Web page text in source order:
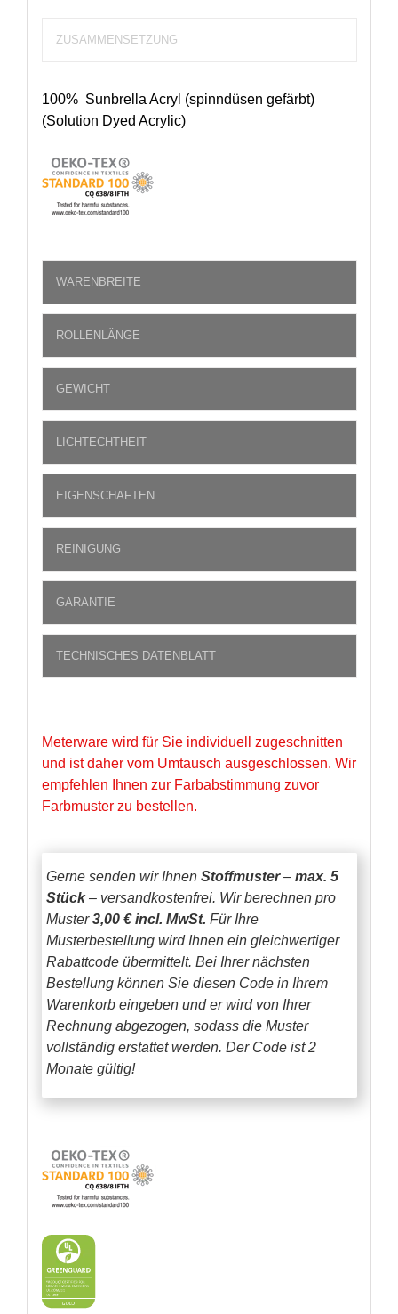
ZUSAMMENSETZUNG
100% Sunbrella Acryl (spinndüsen gefärbt)
(Solution Dyed Acrylic)
WARENBREITE
ROLLENLÄNGE
GEWICHT
LICHTECHTHEIT
EIGENSCHAFTEN
REINIGUNG
GARANTIE
TECHNISCHES DATENBLATT
Meterware wird für Sie individuell zugeschnitten
und ist daher vom Umtausch ausgeschlossen. Wir
empfehlen Ihnen zur Farbabstimmung zuvor
Farbmuster zu bestellen.
Gerne senden wir Ihnen Stoffmuster– max. 5
Stück– versandkostenfrei. Wir berechnen pro
Muster3,00 € incl. MwSt. Für Ihre
Musterbestellung wird Ihnen ein gleichwertiger
Rabattcode übermittelt. Bei Ihrer nächsten
Bestellung können Sie diesen Code in Ihrem
Warenkorb eingeben und er wird von Ihrer
Rechnung abgezogen, sodass die Muster
vollständig erstattet werden. Der Code ist 2
Monate gültig!